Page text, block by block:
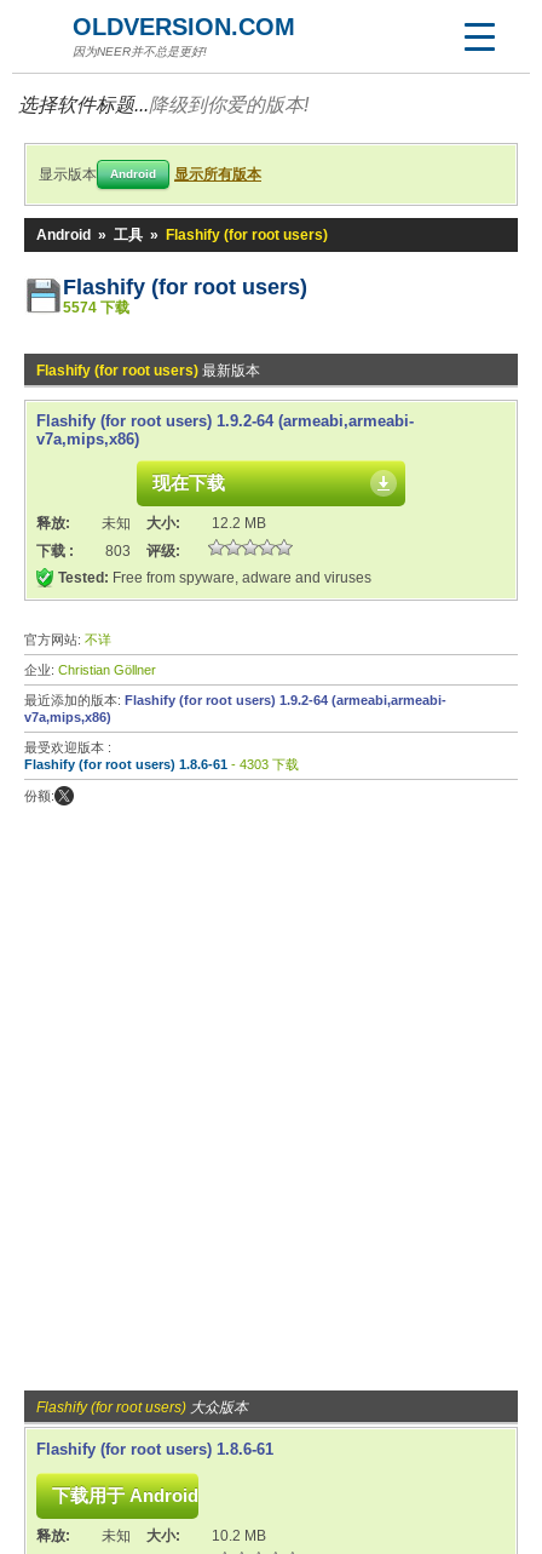
OLDVERSION.COM
因为NEER并不总是更好!
选择软件标题...降级到你爱的版本!
显示版本 Android 显示所有版本
Android » 工具 » Flashify (for root users)
Flashify (for root users)
5574 下载
Flashify (for root users) 最新版本
Flashify (for root users) 1.9.2-64 (armeabi,armeabi-
v7a,mips,x86)
现在下载
释放: 未知 大小:
12.2 MB
下载 :
803
评级:
Tested: Free from spyware, adware and viruses
官方网站: 不详
企业: Christian Göllner
最近添加的版本: Flashify (for root users) 1.9.2-64 (armeabi,armeabi-
v7a,mips,x86)
最受欢迎版本 :
Flashify (for root users) 1.8.6-61 - 4303 下载
份额:
Flashify (for root users) 大众版本
Flashify (for root users) 1.8.6-61
释放: 未知 大小:
10.2 MB